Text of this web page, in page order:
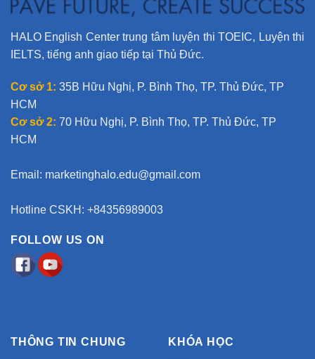
HALO English Center trung tâm luyện thi TOEIC, Luyện thi
IELTS, tiếng anh giao tiếp tại Thủ Đức.
Cơ sở 1: 35B Hữu Nghị, P. Bình Thọ, TP. Thủ Đức, TP
HCM
Cơ sở 2: 70 Hữu Nghị, P. Bình Thọ, TP. Thủ Đức, TP
HCM
Email: marketinghalo.edu@gmail.com
Hotline CSKH: +84356989003
FOLLOW US ON
THÔNG TIN CHUNG KHÓA HỌC